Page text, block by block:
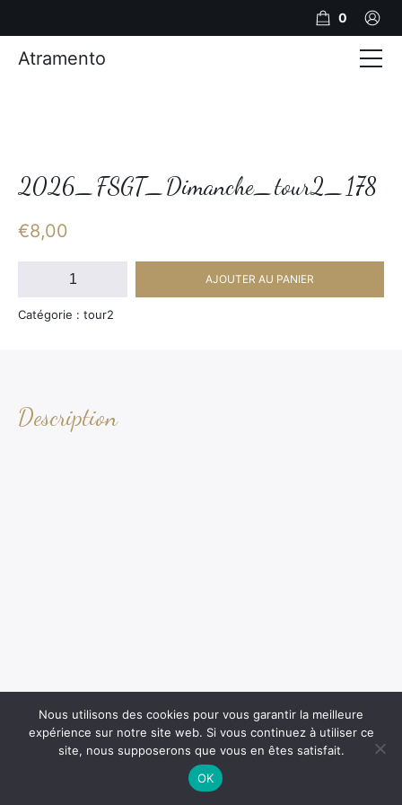
2026_FSGT_Dimanche_tour2_178
€8,00
quantité
2026_FSGT_Dimanche_tour2_178
AJOUTER AU PANIER
Catégorie : tour2
Description
0
Atramento
Photos
Nous utilisons des cookies pour vous garantir la meilleure
expérience sur notre site web. Si vous continuez à utiliser ce
site, nous supposerons que vous en êtes satisfait.
OK